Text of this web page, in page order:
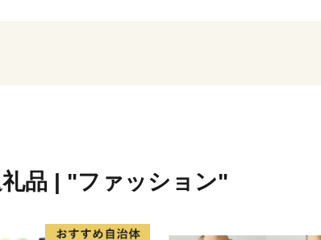
品 | "ファッション"